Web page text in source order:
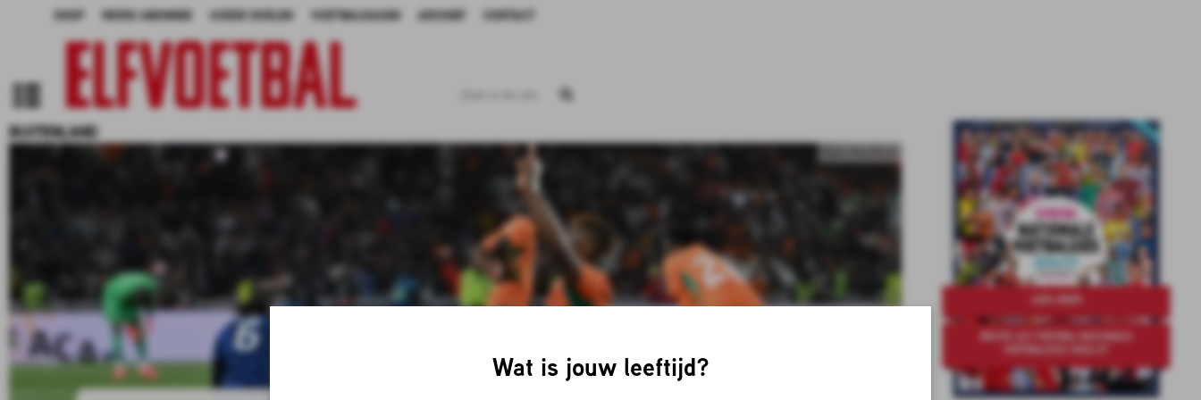
SHOP WORD ABONNEE GOEDE DOELEN VOETBALDAGEN ARCHIEF CONTACT
BUITENLAND
Foto: Pro Shots
BESTEL ELF VOETBAL NATIONALE
Wat is jouw leeftijd?